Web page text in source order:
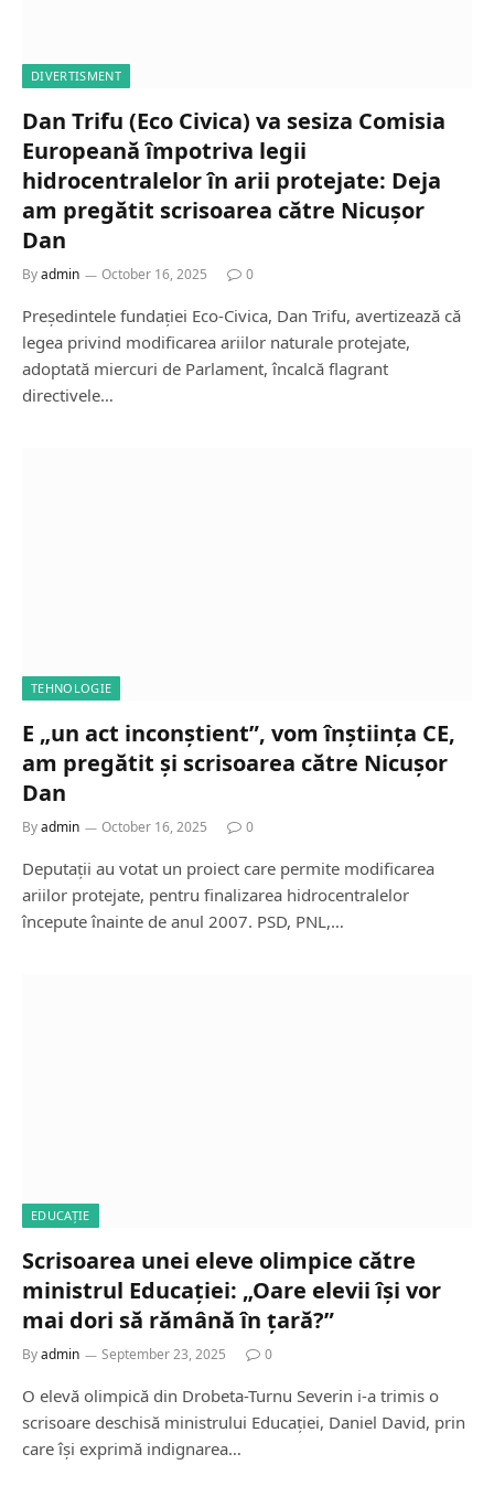
DIVERTISMENT
Dan Trifu (Eco Civica) va sesiza Comisia
Europeană împotriva legii
hidrocentralelor în arii protejate: Deja
am pregătit scrisoarea către Nicușor
Dan
Byadmin October 16, 2025 0
Președintele fundației Eco-Civica, Dan Trifu, avertizează că
legea privind modificarea ariilor naturale protejate,
adoptată miercuri de Parlament, încalcă flagrant
directivele…
TEHNOLOGIE
E „un act inconștient”, vom înștiința CE,
am pregătit și scrisoarea către Nicușor
Dan
Byadmin October 16, 2025 0
Deputații au votat un proiect care permite modificarea
ariilor protejate, pentru finalizarea hidrocentralelor
începute înainte de anul 2007. PSD, PNL,…
EDUCAȚIE
Scrisoarea unei eleve olimpice către
ministrul Educației: „Oare elevii își vor
mai dori să rămână în țară?”
Byadmin September 23, 2025 0
O elevă olimpică din Drobeta-Turnu Severin i-a trimis o
scrisoare deschisă ministrului Educației, Daniel David, prin
care își exprimă indignarea…